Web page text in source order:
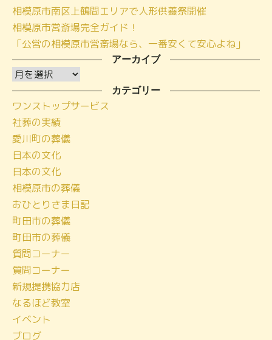
相模原市南区上鶴間エリアで人形供養祭開催
相模原市営斎場完全ガイド！
「公営の相模原市営斎場なら、一番安くて安心よね」
アーカイブ
ア
ー
カ
イ
ブ
カテゴリー
ワンストップサービス
社葬の実績
愛川町の葬儀
日本の文化
日本の文化
相模原市の葬儀
おひとりさま日記
町田市の葬儀
町田市の葬儀
質問コーナー
質問コーナー
新規提携協力店
なるほど教室
イベント
ブログ